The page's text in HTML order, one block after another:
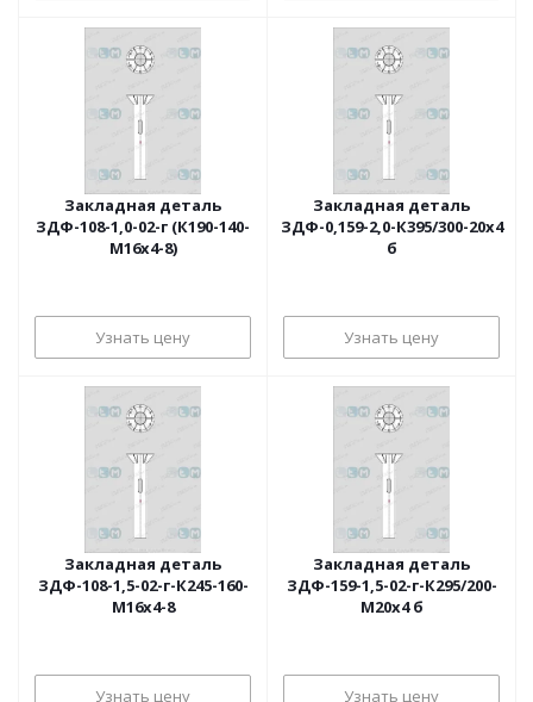
Закладная деталь
ЗДФ-108-1,0-02-г (К190-140-
М16х4-8)
Узнать цену
Закладная деталь
ЗДФ-0,159-2,0-К395/300-20х4
б
Узнать цену
Закладная деталь
ЗДФ-108-1,5-02-г-К245-160-
М16х4-8
Узнать цену
Закладная деталь
ЗДФ-159-1,5-02-г-К295/200-
М20х4 б
Узнать цену